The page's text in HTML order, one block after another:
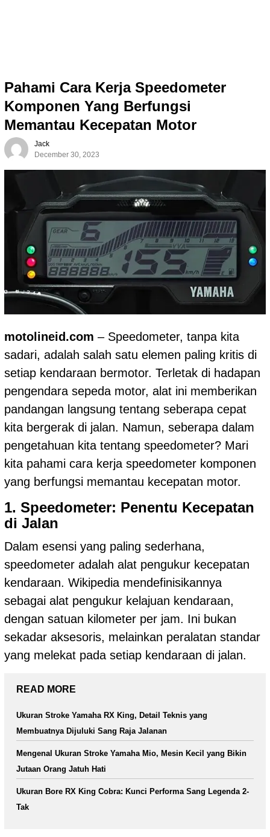
Pahami Cara Kerja Speedometer
Komponen Yang Berfungsi
Memantau Kecepatan Motor
Jack
December 30, 2023
motolineid.com – Speedometer, tanpa kita
sadari, adalah salah satu elemen paling kritis di
setiap kendaraan bermotor. Terletak di hadapan
pengendara sepeda motor, alat ini memberikan
pandangan langsung tentang seberapa cepat
kita bergerak di jalan. Namun, seberapa dalam
pengetahuan kita tentang speedometer? Mari
kita pahami cara kerja speedometer komponen
yang berfungsi memantau kecepatan motor.
1. Speedometer: Penentu Kecepatan
di Jalan
Dalam esensi yang paling sederhana,
speedometer adalah alat pengukur kecepatan
kendaraan. Wikipedia mendefinisikannya
sebagai alat pengukur kelajuan kendaraan,
dengan satuan kilometer per jam. Ini bukan
sekadar aksesoris, melainkan peralatan standar
yang melekat pada setiap kendaraan di jalan.
READ MORE
Ukuran Stroke Yamaha RX King, Detail Teknis yang
Membuatnya Dijuluki Sang Raja Jalanan
Mengenal Ukuran Stroke Yamaha Mio, Mesin Kecil yang Bikin
Jutaan Orang Jatuh Hati
Ukuran Bore RX King Cobra: Kunci Performa Sang Legenda 2-
Tak